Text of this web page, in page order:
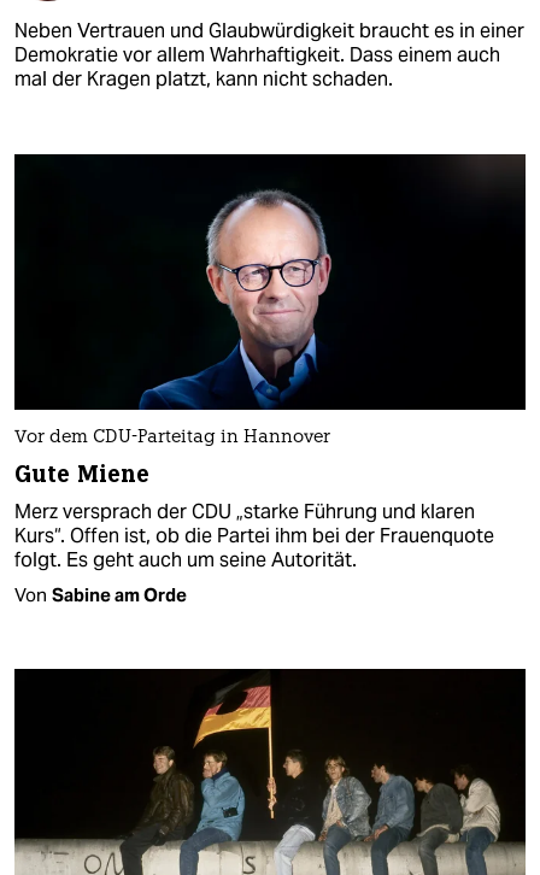
Neben Vertrauen und Glaubwürdigkeit braucht es in einer
Demokratie vor allem Wahrhaftigkeit. Dass einem auch
mal der Kragen platzt, kann nicht schaden.
Vor dem CDU-Parteitag in Hannover
Gute Miene
Merz versprach der CDU „starke Führung und klaren
Kurs“. Offen ist, ob die Partei ihm bei der Frauenquote
folgt. Es geht auch um seine Autorität.
Von Sabine am Orde